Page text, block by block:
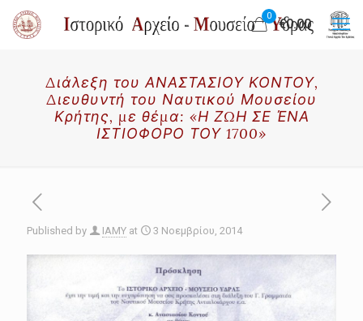
0
€0.00
Διάλεξη του ΑΝΑΣΤΑΣΙΟΥ ΚΟΝΤΟΥ,
Διευθυντή του Ναυτικού Μουσείου
Κρήτης, με θέμα: «Η ΖΩΗ ΣΕ ΈΝΑ
ΙΣΤΙΟΦΟΡΟ ΤΟΥ 1700»
Published by IAMY at 3 Νοεμβρίου, 2014